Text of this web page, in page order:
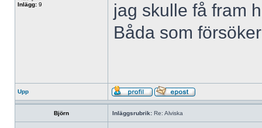
Inlägg: 9
jag skulle få fram
Båda som
Upp
Björn Inläggsrubrik: Re: Alviska